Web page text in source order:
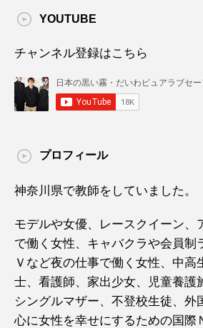
YOUTUBE
チャンネル登録はこちら
プロフィール
神奈川県で教師をしていました。
モデルや女優、レースクイーン、
で働く女性、キャバクラや会員制
Ｖなど夜の仕事で働く女性、中高
士、看護師、家出少女、児童養護
シングルマザー、不登校生徒、外
心に女性を幸せにするための国際